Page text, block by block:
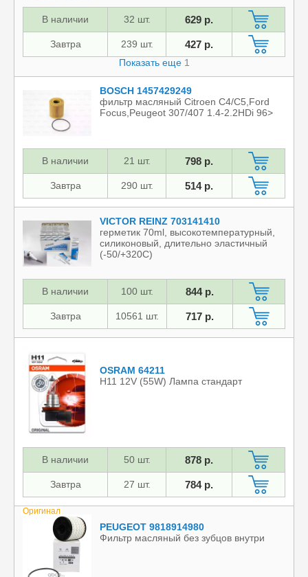
В наличии 32 шт. 629 р.
Завтра 239 шт. 427 р.
Показать еще 1
BOSCH 1457429249
фильтр масляный Citroen C4/C5,Ford
Focus,Peugeot 307/407 1.4-2.2HDi 96>
В наличии 21 шт. 798 р.
Завтра 290 шт. 514 р.
VICTOR REINZ 703141410
герметик 70ml, высокотемпературный,
силиконовый, длительно эластичный
(-50/+320C)
В наличии 100 шт. 844 р.
Завтра 10561 шт. 717 р.
OSRAM 64211
H11 12V (55W) Лампа стандарт
В наличии 50 шт. 878 р.
Завтра 27 шт. 784 р.
Оригинал
PEUGEOT 9818914980
Фильтр масляный без зубцов внутри